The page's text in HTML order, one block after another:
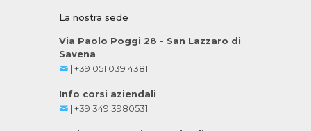
La nostra sede
Via Paolo Poggi 28 - San Lazzaro di
Savena
| +39 051 039 4381
Info corsi aziendali
| +39 349 3980531